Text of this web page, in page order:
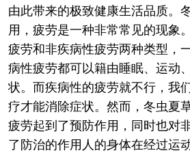
由此带来的极致健康生活品质。
用，疲劳是一种非常常见的现象
疲劳和非疾病性疲劳两种类型，
病性疲劳都可以籍由睡眠、运动
状。而疾病性的疲劳就不行，我
疗才能消除症状。然而，冬虫夏
疲劳起到了预防作用，同时也对
了防治的作用人的身体在经过运